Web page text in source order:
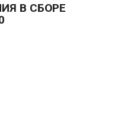
В СБОРЕ